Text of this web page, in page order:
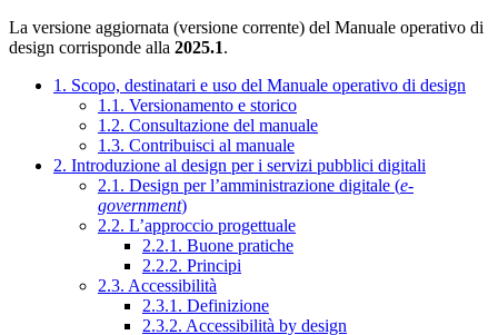
La versione aggiornata (versione corrente) del Manuale operativo di
design corrisponde alla 2025.1.
1. Scopo, destinatari e uso del Manuale operativo di design
1.1. Versionamento e storico
1.2. Consultazione del manuale
1.3. Contribuisci al manuale
2. Introduzione al design per i servizi pubblici digitali
2.1. Design per l’amministrazione digitale (e-
government)
2.2. L’approccio progettuale
2.2.1. Buone pratiche
2.2.2. Principi
2.3. Accessibilità
2.3.1. Definizione
2.3.2. Accessibilità by design